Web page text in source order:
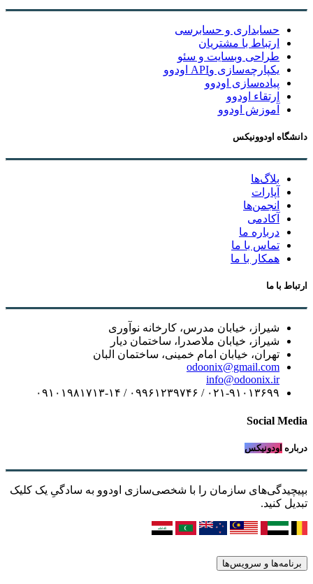
حسابداری و حسابرسی
ارتباط با مشتریان
طراحی وبسایت و سئو
یکپارچه‌سازی وAPI اودوو
پیاده‌سازی اودوو
ارتقاء اودوو
آموزش اودوو
دانشگاه اودوونیکس
بلاگ‌ها
آپارات
انجمن‌ها
آکادمی
درباره ما
تماس با ما
همکار با ما
ارتباط با ما
شیراز، خیابان مدرس، کارخانه نوآوری
شیراز، خیابان ملاصدرا، ساختمان دیار
تهران، خیابان امام خمینی، ساختمان البان
odoonix@gmail.com
info@odoonix.ir
۰۲۱-۹۱۰۱۳۶۹۹ / ۰۹۹۶۱۲۳۹۷۴۶ / ۰۹۱۰۱۹۸۱۷۱۳-۱۴
Social Media
درباره اودونیکس
بپیچیدگی‌های سازمان را با شخصی‌سازی اودوو به سادگیِ یک کلیک
تبدیل کنید.
برنامه‌ها و سرویس‌ها